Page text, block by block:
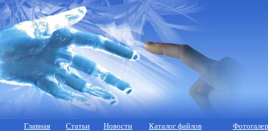
Главная Статьи Новости Каталог файлов